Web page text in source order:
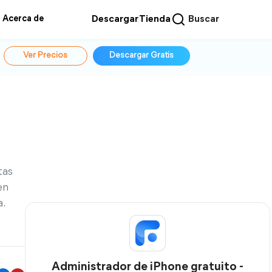
Acerca de DescargarTienda Buscar
Ver Precios Descargar Gratis
Administrador de iPhone gratuito -